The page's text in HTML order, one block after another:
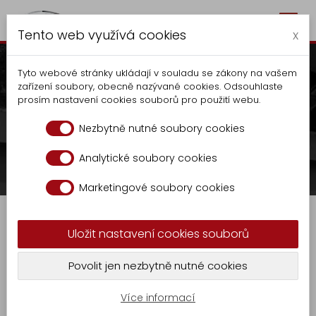
Autocentrum
Fabricación
Elevadores
contenedores
Cerrajería
metálica
Elevadores de
contenedores
Elevadores de contenedores
Fabricamos equipo universal
elevador, para el vaciado de
contenedores de 70 l hasta 1100 l,
incluyendo contenedores con tapa
Tento web využívá cookies x
Tyto webové stránky ukládají v souladu se zákony na vašem
zařízení soubory, obecně nazývané cookies. Odsouhlaste
prosím nastavení cookies souborů pro použití webu.
Nezbytně nutné soubory cookies
Analytické soubory cookies
Marketingové soubory cookies
Uložit nastavení cookies souborů
Povolit jen nezbytně nutné cookies
Více informací